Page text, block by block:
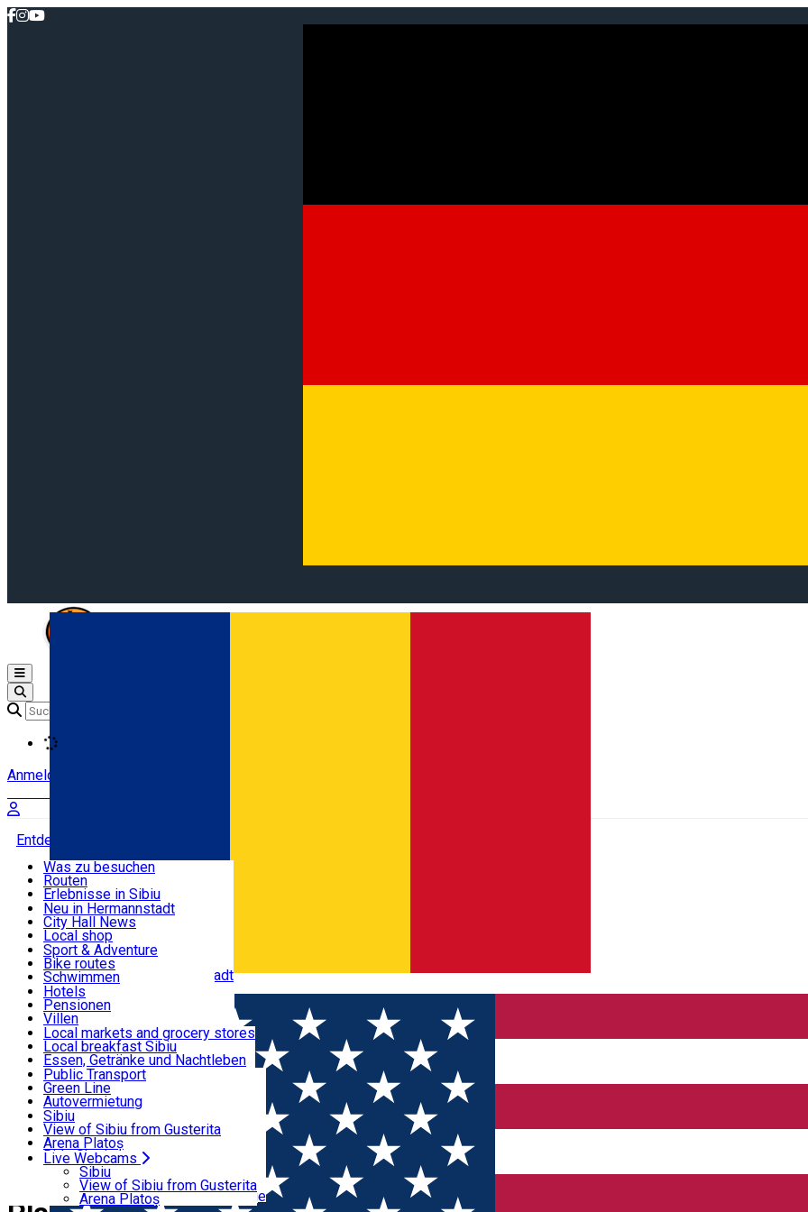
Română
Open main menu
Anmeldung
Entdecke
Nützliche informationen
Aktivitäten & Abenteuer
Unterkunft
Essen, Getränke & Nachtleben
Transport & Parken
Live Webcams
Was zu besuchen
Routen
Erlebnisse in Sibiu
Podcast
Kultur
Museen
Kirchen
Parks, Zoo
Im Umkreis von Hermannstadt
Neu in Hermannstadt
City Hall News
Local shop
Sibiu Handwerker
Sibiul Verde
Public services
Bildung
Wie komme ich nach Sibiu?
Touristeninfo
Reiseführer
Guided tours
Local publication
Schönheitssalon
Sport & Adventure
Bike routes
Schwimmen
Reiten
Fitnessstudio
Loc de joacă indoor
Loc de joacă outdoor
Ski
Eislaufen
Yoga
Hotels
Pensionen
Villen
Hostels
Motels
Camping
Zimmer zu vermieten
Wohnungen
Unterkunft außerhalb von Sibiu
Local markets and grocery stores
Local breakfast Sibiu
Essen, Getränke und Nachtleben
Pizza
Fast Food
Kaffeestube
Konditorei
Pub, Bar
Nachtclubs
Bäckerei
Public Transport
Green Line
Autovermietung
Fahrad verleih
Scooter rentals
Taxi
Ride Sharing
Park-Tickets
Parkplätze
Ladestationen für Elektrofahrzeuge
Sibiu
View of Sibiu from Gusterita
Arena Platoș
Live Webcams
Sibiu
View of Sibiu from Gusterita
Arena Platoș
Home PLACES